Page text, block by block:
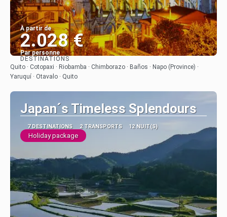
À partir de
2.028 €
Par personne
Afficher
DESTINATIONS
Quito · Cotopaxi · Riobamba · Chimborazo · Baños · Napo (Province) ·
Yaruquí · Otavalo · Quito
Japan´s Timeless Splendours
7 DESTINATIONS 2 TRANSPORTS 12 NUIT(S)
Holiday package